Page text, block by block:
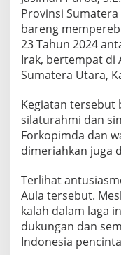
o
v
i
n
i
u
m
a
t
e
a
U
t
a
r
a
Provinsi
bareng
23 Tahun 2024
Irak, bertempat di
Sumatera Utara,
Kegiatan
silaturahmi dan
Forkopimda dan
dimeriahkan juga
Terlihat
Aula tersebut.
kalah dalam laga
dukungan dan
Indonesia